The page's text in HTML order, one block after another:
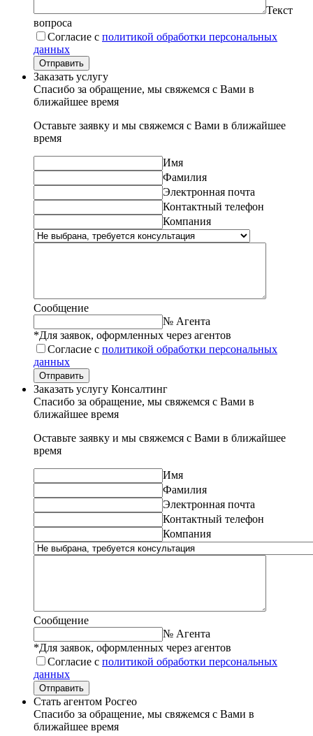
Текст
вопроса
Согласие с политикой обработки персональных
данных
Отправить
Заказать услугу
Спасибо за обращение, мы свяжемся с Вами в
ближайшее время
Оставьте заявку и мы свяжемся с Вами в ближайшее
время
Имя
Фамилия
Электронная почта
Контактный телефон
Компания
Сообщение
№ Агента
*Для заявок, оформленных через агентов
Согласие с политикой обработки персональных
данных
Отправить
Заказать услугу Консалтинг
Спасибо за обращение, мы свяжемся с Вами в
ближайшее время
Оставьте заявку и мы свяжемся с Вами в ближайшее
время
Имя
Фамилия
Электронная почта
Контактный телефон
Компания
Сообщение
№ Агента
*Для заявок, оформленных через агентов
Согласие с политикой обработки персональных
данных
Отправить
Стать агентом Росгео
Спасибо за обращение, мы свяжемся с Вами в
ближайшее время